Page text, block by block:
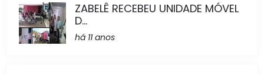
ZABELÊ RECEBEU UNIDADE MÓVEL
D...
há 11 anos